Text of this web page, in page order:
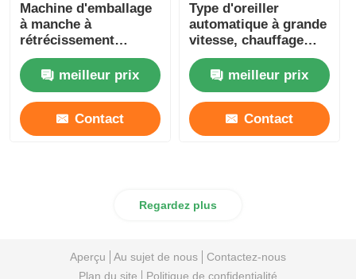
Machine d'emballage
à manche à
rétrécissement
thermique
entièrement
automatique 220V
380V
meilleur prix
Contact
Type d'oreiller
automatique à grande
vitesse, chauffage
emballage
rétrécissable
meilleur prix
Contact
Regardez plus
Aperçu Au sujet de nous
Contactez-nous
Plan du site
Politique de confidentialité